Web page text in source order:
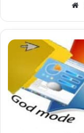
GodMode
Windows